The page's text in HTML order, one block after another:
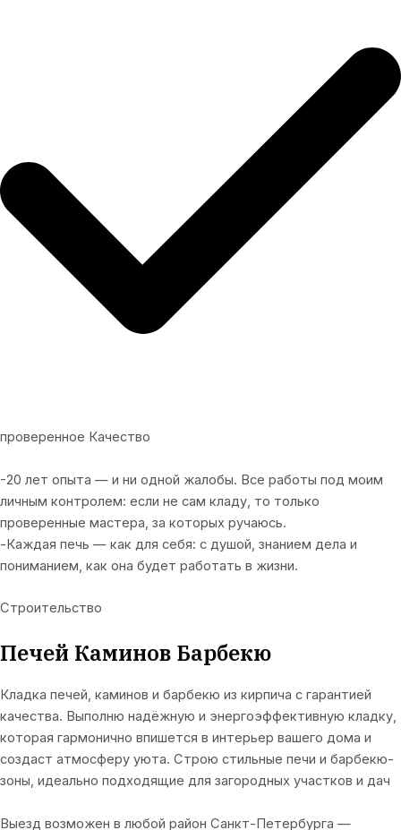
проверенное Качество
-20 лет опыта — и ни одной жалобы. Все работы под моим
личным контролем: если не сам кладу, то только
проверенные мастера, за которых ручаюсь.
-Каждая печь — как для себя: с душой, знанием дела и
пониманием, как она будет работать в жизни.
Строительство
Печей Каминов Барбекю
Кладка печей, каминов и барбекю из кирпича с гарантией
качества. Выполню надёжную и энергоэффективную кладку,
которая гармонично впишется в интерьер вашего дома и
создаст атмосферу уюта. Строю стильные печи и барбекю-
зоны, идеально подходящие для загородных участков и дач
Выезд возможен в любой район Санкт-Петербурга —